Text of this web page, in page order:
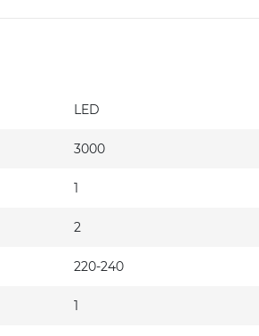
LED
3000
1
2
220-240
1